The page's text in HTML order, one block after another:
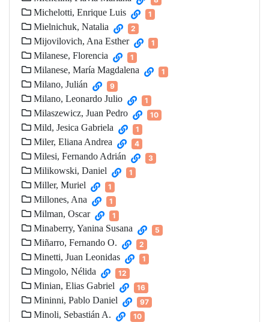
Michelotti, Enrique Luis 1
Mielnichuk, Natalia 2
Mijovilovich, Ana Esther 1
Milanese, Florencia 1
Milanese, María Magdalena 1
Milano, Julián 9
Milano, Leonardo Julio 1
Milaszewicz, Juan Pedro 10
Mild, Jesica Gabriela 1
Miler, Eliana Andrea 4
Milesi, Fernando Adrián 3
Milikowski, Daniel 1
Miller, Muriel 1
Millones, Ana 1
Milman, Oscar 1
Minaberry, Yanina Susana 5
Miñarro, Fernando O. 2
Minetti, Juan Leonidas 1
Mingolo, Nélida 12
Minian, Elias Gabriel 16
Mininni, Pablo Daniel 97
Minoli, Sebastián A. 10